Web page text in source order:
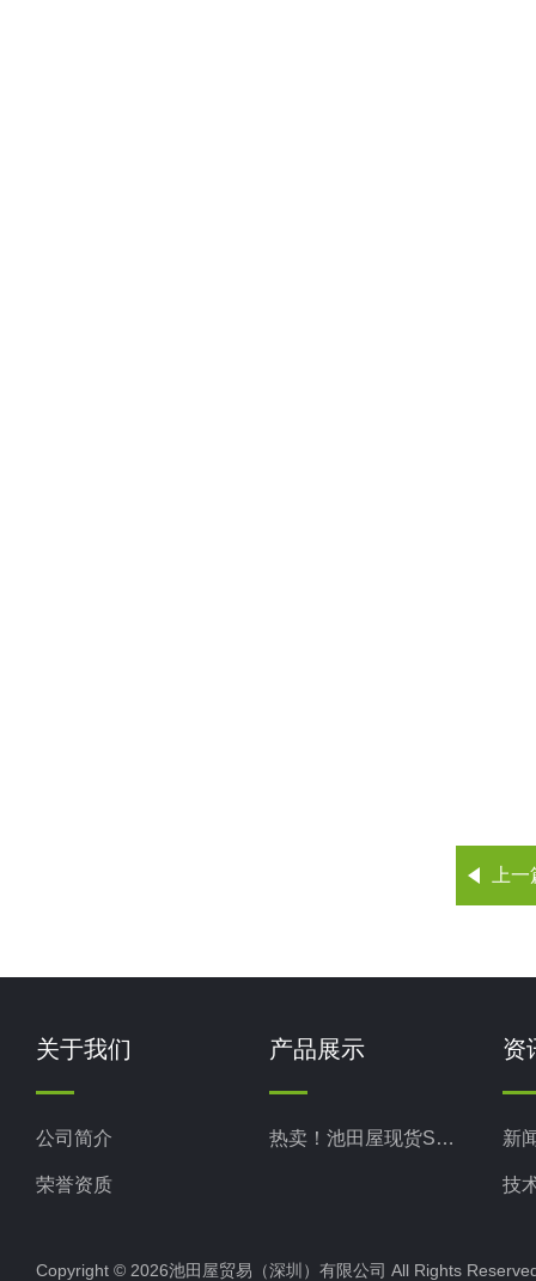
上
关于我们
公司简介
荣誉资质
产品展示
热卖！池田屋现货SSD
资
新
技
Copyright © 2026池田屋贸易（深圳）有限公司 All Rights